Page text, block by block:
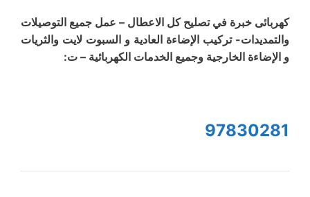
كهربائى خبرة في تصليح كل الاعطال – عمل جميع التوصيلات
والتمديدات- تركيب الإضاءة العادية و السبوت لايت والثريات
و الإضاءة الخارجية وجميع الخدمات الكهربائية – ت:
97830281